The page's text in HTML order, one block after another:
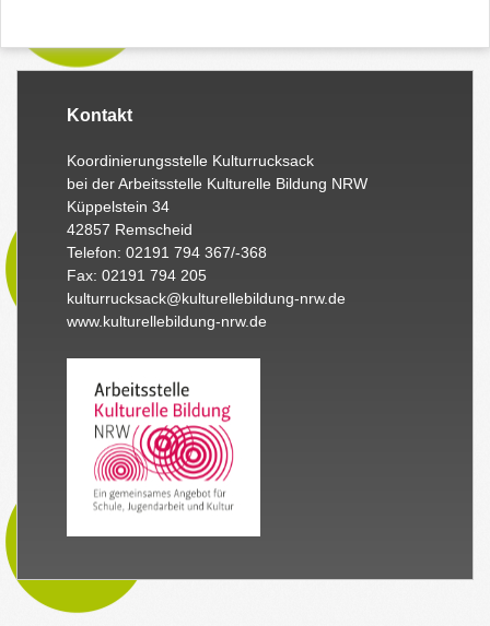
Kontakt
Koordinierungsstelle Kulturrucksack
bei der Arbeitsstelle Kulturelle Bildung NRW
Küppelstein 34
42857 Remscheid
Telefon: 02191 794 367/-368
Fax: 02191 794 205
kulturrucksack@kulturellebildung-nrw.de
www.kulturellebildung-nrw.de